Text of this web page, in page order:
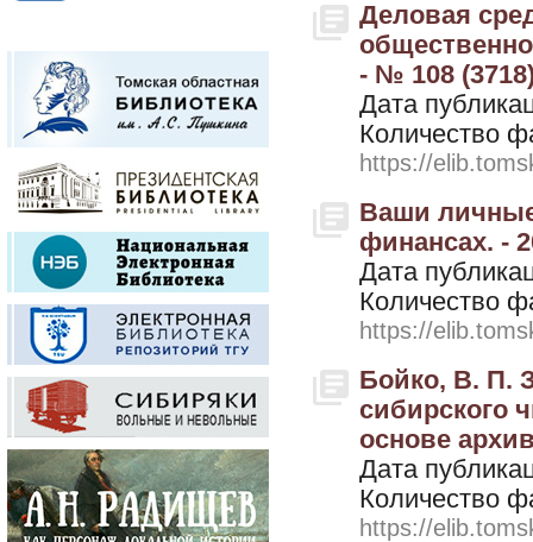
Деловая
- № 108
Дата
Количество
https://
Ваши
финансах. -
Дата
Количество
https://
Бойко, В. П.
сибирского
основе
Дата
Количество
https://